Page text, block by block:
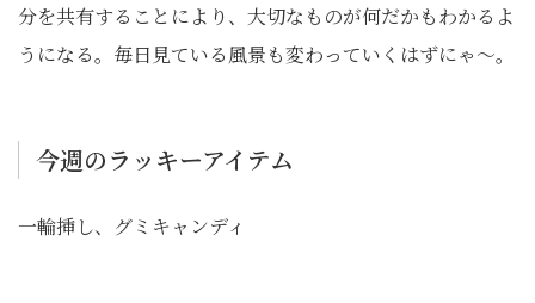
分を共有することにより、大切なものが何だかもわかるよ
うになる。毎日見ている風景も変わっていくはずにゃ～。
今週のラッキーアイテム
一輪挿し、グミキャンディ